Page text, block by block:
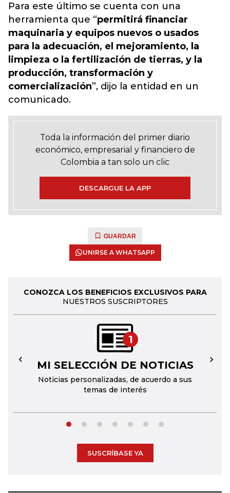
Para este último se cuenta con una
herramienta que “permitirá financiar
maquinaria y equipos nuevos o usados
para la adecuación, el mejoramiento, la
limpieza o la fertilización de tierras, y la
producción, transformación y
comercialización”, dijo la entidad en un
comunicado.
Toda la información del primer diario
económico, empresarial y financiero de
Colombia a tan solo un clic
DESCARGUE LA APP
GUARDAR
UNIRSE A WHATSAPP
CONOZCA LOS BENEFICIOS EXCLUSIVOS PARA
NUESTROS SUSCRIPTORES
1
MI SELECCIÓN DE NOTICIAS
Noticias personalizadas, de acuerdo a sus
temas de interés
← →
SUSCRÍBASE YA